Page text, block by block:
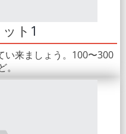
ト 1
い来ましょう。100〜300
。